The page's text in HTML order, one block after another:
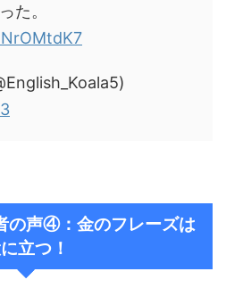
た。
の声④：金のフレーズは
立つ！